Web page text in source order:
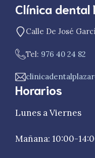
Clínica dental
Calle De José
Tel: 976 40 24 82
Horarios
Lunes a Viernes
Mañana: 10:00-